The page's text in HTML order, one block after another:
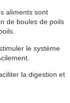
aliments sont
de boules de poils
le système
la digestion et